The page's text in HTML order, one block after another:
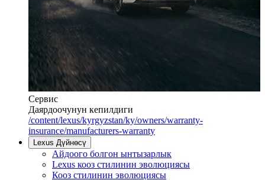
Сервис
Даярдоочунун кепилдиги
/content/lexus/kyrgyzstan/ky/owners/warranty-
insurance/manufacturers-warranty
Lexus Дүйнөсү
Айдоого болгон ынтызарлык
Lexus кооз стилинин эволюциясы
Кооз стилинин эволюциясы